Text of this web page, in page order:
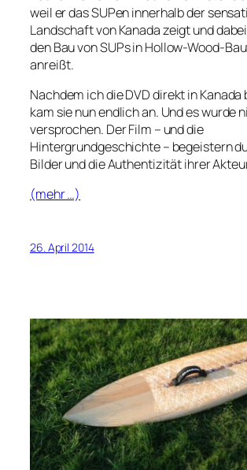
weil er das SUPen innerhalb der
Landschaft von Kanada zeigt und
den Bau von SUPs in Hollow-Wood-
anreißt.
Nachdem ich die DVD direkt in
kam sie nun endlich an. Und es wurde
versprochen. Der Film – und die
Hintergrundgeschichte – begeistern
Bilder und die Authentizität ihrer
(mehr …)
26. April 2014